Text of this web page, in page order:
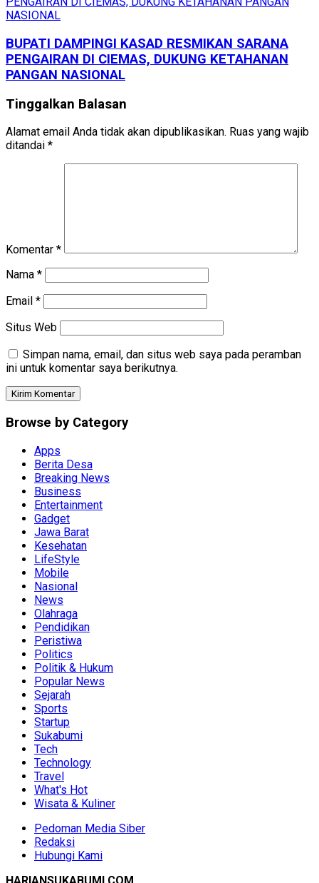
BUPATI DAMPINGI KASAD RESMIKAN SARANA
PENGAIRAN DI CIEMAS, DUKUNG KETAHANAN
PANGAN NASIONAL
Tinggalkan Balasan
Alamat email Anda tidak akan dipublikasikan. Ruas yang wajib
ditandai *
Komentar *
Nama *
Email *
Situs Web
Simpan nama, email, dan situs web saya pada peramban
ini untuk komentar saya berikutnya.
Browse by Category
Apps
Berita Desa
Breaking News
Business
Entertainment
Gadget
Jawa Barat
Kesehatan
LifeStyle
Mobile
Nasional
News
Olahraga
Pendidikan
Peristiwa
Politics
Politik & Hukum
Popular News
Sejarah
Sports
Startup
Sukabumi
Tech
Technology
Travel
What's Hot
Wisata & Kuliner
Pedoman Media Siber
Redaksi
Hubungi Kami